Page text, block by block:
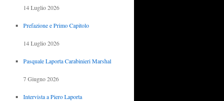
14 Luglio 2026
Prefazione e Primo Capitolo
14 Luglio 2026
Pasquale Laporta Carabinieri Marshal
7 Giugno 2026
Intervista a Piero Laporta